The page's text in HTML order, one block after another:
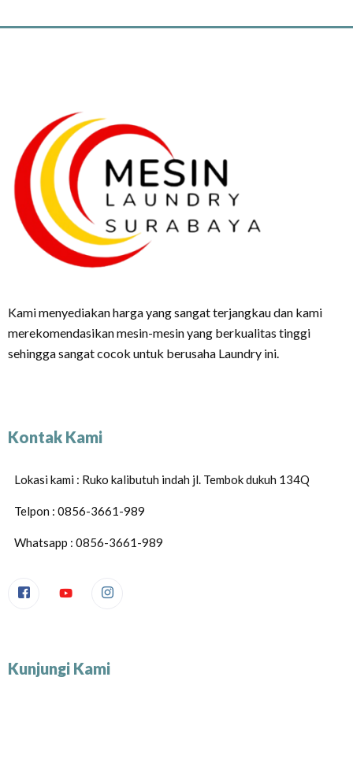
Kami menyediakan harga yang sangat terjangkau dan kami
merekomendasikan mesin-mesin yang berkualitas tinggi
sehingga sangat cocok untuk berusaha Laundry ini.
Kontak Kami
Lokasi kami : Ruko kalibutuh indah jl. Tembok dukuh 134Q
Telpon : 0856-3661-989
Whatsapp : 0856-3661-989
Kunjungi Kami